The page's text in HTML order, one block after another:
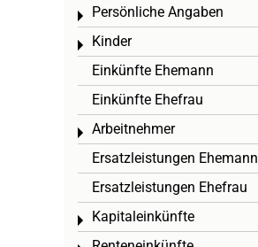
Persönliche Angaben
Toggle menu
Kinder
Toggle menu
Einkünfte Ehemann
Einkünfte Ehefrau
Arbeitnehmer
Toggle menu
Ersatzleistungen Ehemann
Ersatzleistungen Ehefrau
Kapitaleinkünfte
Toggle menu